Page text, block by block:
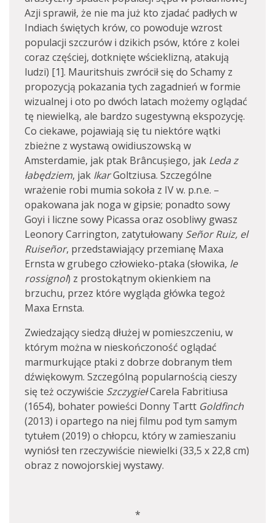
Azji sprawił, że nie ma już kto zjadać padłych w
Indiach świętych krów, co powoduje wzrost
populacji szczurów i dzikich psów, które z kolei
coraz częściej, dotknięte wścieklizną, atakują
ludzi) [1]. Mauritshuis zwrócił się do Schamy z
propozycją pokazania tych zagadnień w formie
wizualnej i oto po dwóch latach możemy oglądać
tę niewielką, ale bardzo sugestywną ekspozycję.
Co ciekawe, pojawiają się tu niektóre wątki
zbieżne z wystawą owidiuszowską w
Amsterdamie, jak ptak Brâncușiego, jak Leda z
łabędziem, jak IkarGoltziusa. Szczególne
wrażenie robi mumia sokoła z IV w. p.n.e. –
opakowana jak noga w gipsie; ponadto sowy
Goyi i liczne sowy Picassa oraz osobliwy gwasz
Leonory Carrington, zatytułowany Señor Ruiz, el
Ruiseñor, przedstawiający przemianę Maxa
Ernsta w grubego człowieko-ptaka (słowika, le
rossignol) z prostokątnym okienkiem na
brzuchu, przez które wygląda główka tegoż
Maxa Ernsta.
Zwiedzający siedzą dłużej w pomieszczeniu, w
którym można w nieskończoność oglądać
marmurkujące ptaki z dobrze dobranym tłem
dźwiękowym. Szczególną popularnością cieszy
się też oczywiście SzczygiełCarela Fabritiusa
(1654), bohater powieści Donny Tartt Goldfinch
(2013) i opartego na niej filmu pod tym samym
tytułem (2019) o chłopcu, który w zamieszaniu
wyniósł ten rzeczywiście niewielki (33,5 x 22,8 cm)
obraz z nowojorskiej wystawy.
*